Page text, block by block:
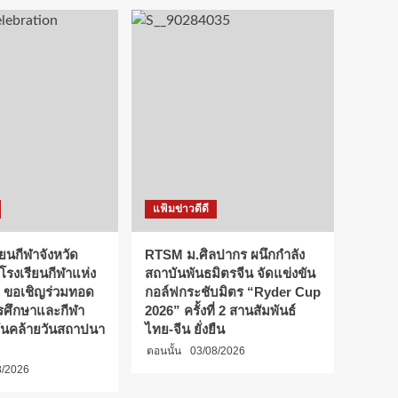
ยนกีฬาจังหวัด
งเรียนกีฬาแห่ง
ขอเชิญร่วมทอด
ศึกษาและกีฬา
คล้ายวันสถาปนา
2026
แฟ้มข่าวดีดี
RTSM ม.ศิลปากร ผนึกกำลัง
สถาบันพันธมิตรจีน จัดแข่งขัน
กอล์ฟกระชับมิตร “Ryder Cup
2026” ครั้งที่ 2 สานสัมพันธ์
ไทย-จีน ยั่งยืน
ตอนนั้น 03/08/2026